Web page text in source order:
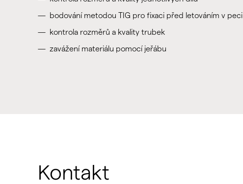
bodování metodou TIG pro fixaci před letováním v peci
kontrola rozměrů a kvality trubek
zavážení materiálu pomocí jeřábu
Kontakt